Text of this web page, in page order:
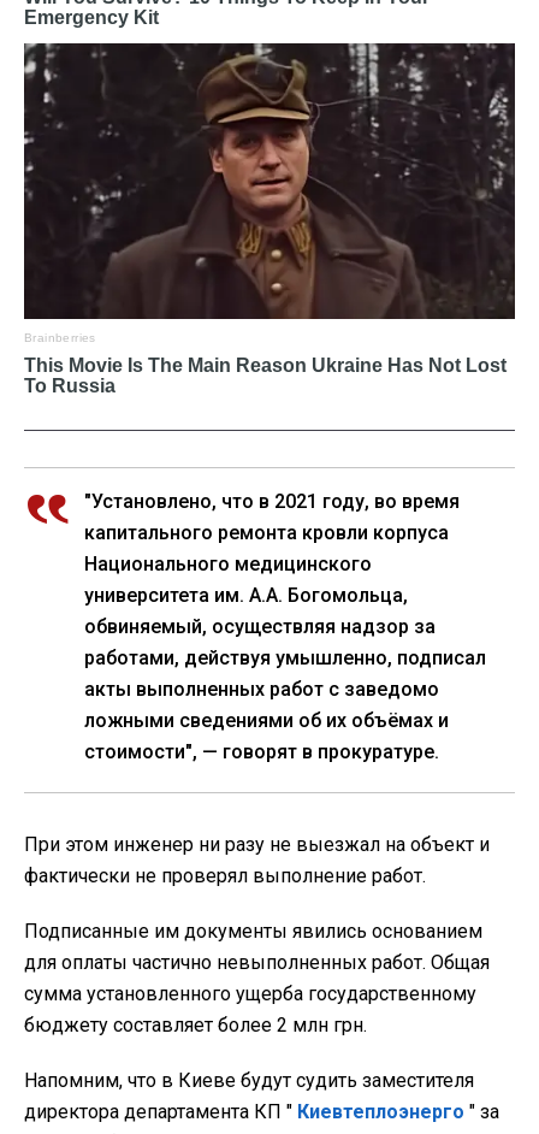
"Установлено, что в 2021 году, во время
капитального ремонта кровли корпуса
Национального медицинского
университета им. А.А. Богомольца,
обвиняемый, осуществляя надзор за
работами, действуя умышленно, подписал
акты выполненных работ с заведомо
ложными сведениями об их объёмах и
стоимости", — говорят в прокуратуре.
При этом инженер ни разу не выезжал на объект и
фактически не проверял выполнение работ.
Подписанные им документы явились основанием
для оплаты частично невыполненных работ. Общая
сумма установленного ущерба государственному
бюджету составляет более 2 млн грн.
Напомним, что в Киеве будут судить заместителя
директора департамента КП " Киевтеплоэнерго " за